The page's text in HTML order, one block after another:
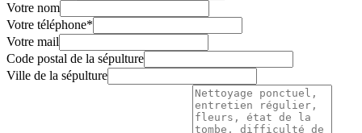
Votre nom
Votre téléphone*
Votre mail
Code postal de la sépulture
Ville de la sépulture